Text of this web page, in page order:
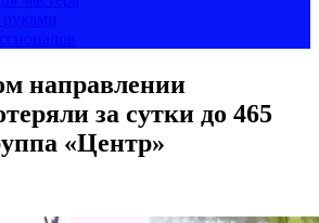
направлении
за сутки до 465
«Центр»